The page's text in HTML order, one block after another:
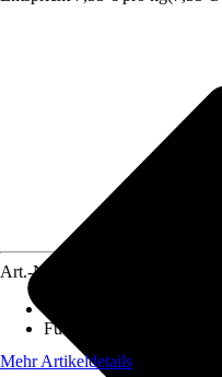
Art.-Nr.
Futtermittelart
Mehr Artikeldetails